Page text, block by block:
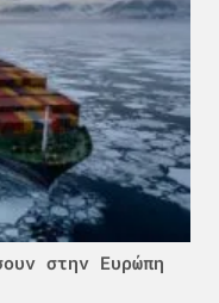
στην Ευρώπη